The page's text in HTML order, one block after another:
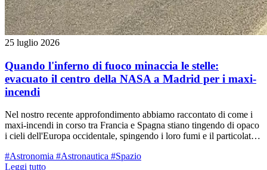
25 luglio 2026
Quando l'inferno di fuoco minaccia le stelle:
evacuato il centro della NASA a Madrid per i maxi-
incendi
Nel nostro recente approfondimento abbiamo raccontato di come i
maxi-incendi in corso tra Francia e Spagna stiano tingendo di opaco
i cieli dell'Europa occidentale, spingendo i loro fumi e il particolato
centinaia di migliaia di sfollati, il rogo divampato a ovest di Madrid
#Astronomia #Astronautica #Spazio
Leggi tutto